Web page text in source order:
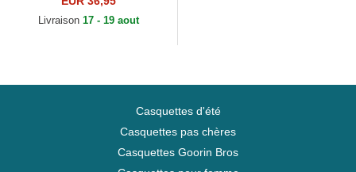
Livraison 17 - 19 aout
Casquettes d'été
Casquettes pas chères
Casquettes Goorin Bros